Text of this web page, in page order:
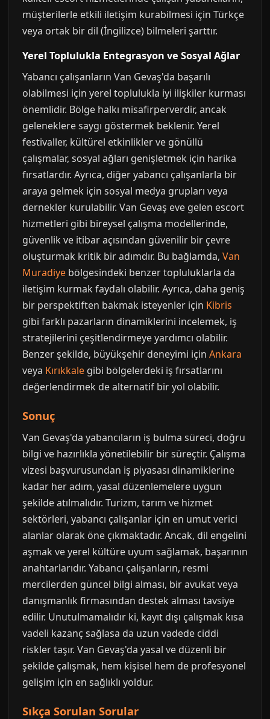
müşterilerle etkili iletişim kurabilmesi için Türkçe
veya ortak bir dil (İngilizce) bilmeleri şarttır.
Yerel Toplulukla Entegrasyon ve Sosyal Ağlar
Yabancı çalışanların Van Gevaş'da başarılı
olabilmesi için yerel toplulukla iyi ilişkiler kurması
önemlidir. Bölge halkı misafirperverdir, ancak
geleneklere saygı göstermek beklenir. Yerel
festivaller, kültürel etkinlikler ve gönüllü
çalışmalar, sosyal ağları genişletmek için harika
fırsatlardır. Ayrıca, diğer yabancı çalışanlarla bir
araya gelmek için sosyal medya grupları veya
dernekler kurulabilir. Van Gevaş eve gelen escort
hizmetleri gibi bireysel çalışma modellerinde,
güvenlik ve itibar açısından güvenilir bir çevre
oluşturmak kritik bir adımdır. Bu bağlamda, Van
Muradiye bölgesindeki benzer topluluklarla da
iletişim kurmak faydalı olabilir. Ayrıca, daha geniş
bir perspektiften bakmak isteyenler için Kibris
gibi farklı pazarların dinamiklerini incelemek, iş
stratejilerini çeşitlendirmeye yardımcı olabilir.
Benzer şekilde, büyükşehir deneyimi için Ankara
veya Kırıkkale gibi bölgelerdeki iş fırsatlarını
değerlendirmek de alternatif bir yol olabilir.
Sonuç
Van Gevaş'da yabancıların iş bulma süreci, doğru
bilgi ve hazırlıkla yönetilebilir bir süreçtir. Çalışma
vizesi başvurusundan iş piyasası dinamiklerine
kadar her adım, yasal düzenlemelere uygun
şekilde atılmalıdır. Turizm, tarım ve hizmet
sektörleri, yabancı çalışanlar için en umut verici
alanlar olarak öne çıkmaktadır. Ancak, dil engelini
aşmak ve yerel kültüre uyum sağlamak, başarının
anahtarlarıdır. Yabancı çalışanların, resmi
mercilerden güncel bilgi alması, bir avukat veya
danışmanlık firmasından destek alması tavsiye
edilir. Unutulmamalıdır ki, kayıt dışı çalışmak kısa
vadeli kazanç sağlasa da uzun vadede ciddi
riskler taşır. Van Gevaş'da yasal ve düzenli bir
şekilde çalışmak, hem kişisel hem de profesyonel
gelişim için en sağlıklı yoldur.
Sıkça Sorulan Sorular